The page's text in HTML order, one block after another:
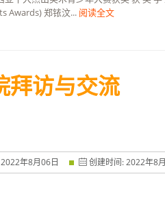
学荣获第六届“中华翰墨情”佛港澳台侨
全文
Awards) 郑铱汶... 阅读全文
拜访与交流
2022年8月06日 创建时间:2022年8